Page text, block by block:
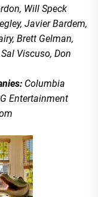
Will Speck
Javier Bardem,
Brett Gelman,
Viscuso, Don
Columbia
Entertainment